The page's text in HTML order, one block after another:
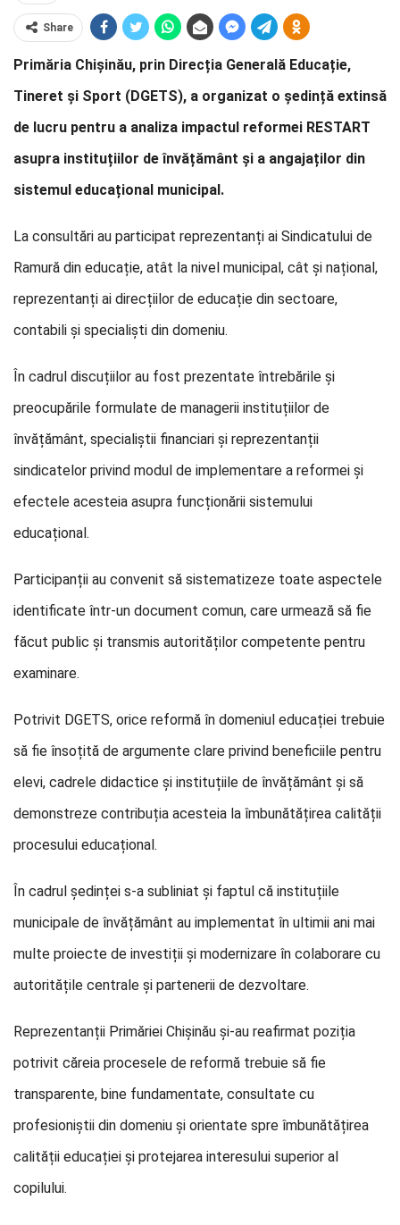
Share
Primăria Chișinău, prin Direcția Generală Educație,
Tineret și Sport (DGETS), a organizat o ședință extinsă
de lucru pentru a analiza impactul reformei RESTART
asupra instituțiilor de învățământ și a angajaților din
sistemul educațional municipal.
La consultări au participat reprezentanți ai Sindicatului de
Ramură din educație, atât la nivel municipal, cât și național,
reprezentanți ai direcțiilor de educație din sectoare,
contabili și specialiști din domeniu.
În cadrul discuțiilor au fost prezentate întrebările și
preocupările formulate de managerii instituțiilor de
învățământ, specialiștii financiari și reprezentanții
sindicatelor privind modul de implementare a reformei și
efectele acesteia asupra funcționării sistemului
educațional.
Participanții au convenit să sistematizeze toate aspectele
identificate într-un document comun, care urmează să fie
făcut public și transmis autorităților competente pentru
examinare.
Potrivit DGETS, orice reformă în domeniul educației trebuie
să fie însoțită de argumente clare privind beneficiile pentru
elevi, cadrele didactice și instituțiile de învățământ și să
demonstreze contribuția acesteia la îmbunătățirea calității
procesului educațional.
În cadrul ședinței s-a subliniat și faptul că instituțiile
municipale de învățământ au implementat în ultimii ani mai
multe proiecte de investiții și modernizare în colaborare cu
autoritățile centrale și partenerii de dezvoltare.
Reprezentanții Primăriei Chișinău și-au reafirmat poziția
potrivit căreia procesele de reformă trebuie să fie
transparente, bine fundamentate, consultate cu
profesioniștii din domeniu și orientate spre îmbunătățirea
calității educației și protejarea interesului superior al
copilului.